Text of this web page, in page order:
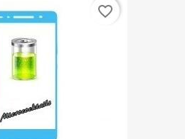
favorite_border